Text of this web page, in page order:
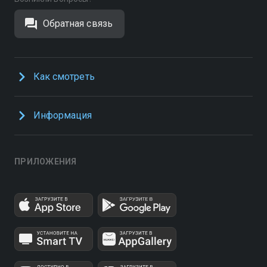
Обратная связь
Как смотреть
Информация
ПРИЛОЖЕНИЯ